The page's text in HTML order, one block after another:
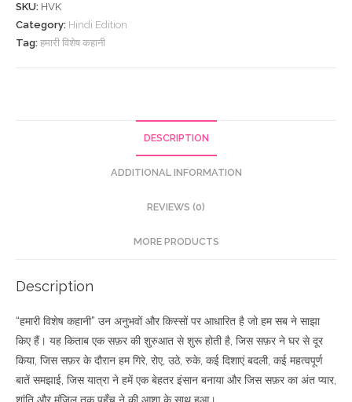
quantity
SKU: HVK
Category: Hindi Edition
Tag: हमारी विशेष कहानी
DESCRIPTION
ADDITIONAL INFORMATION
REVIEWS (0)
MORE PRODUCTS
Description
“हमारी विशेष कहानी” उन अनुभवों और किस्सों पर आधारित है जो हम सब ने साझा
किए हैं। यह किताब एक सफ़र की शुरुआत से शुरू होती है, जिस सफ़र ने घर से दूर
किया, जिस सफ़र के दौरान हम गिरे, रोए, उठे, रुके, कई दिशाएं बदली, कई महत्वपूर्ण
बातें समझाई, जिस यात्रा ने हमें एक बेहतर इंसान बनाया और जिस सफ़र का अंत प्यार,
शांति और मंजिल तक पहुँच ने की आशा के साथ हुआ।